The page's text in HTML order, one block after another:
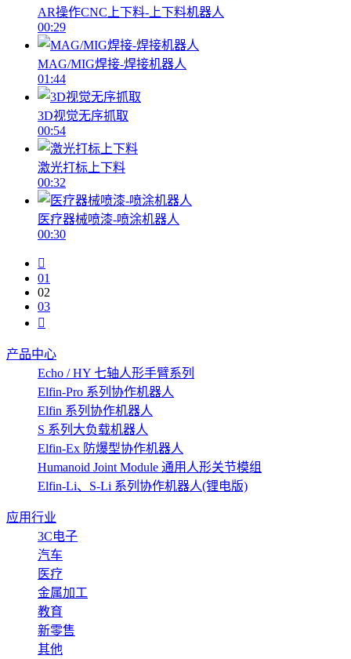
AR操作CNC上下料-上下料机器人
00:29
MAG/MIG焊接-焊接机器人
01:44
3D视觉无序抓取
00:54
激光打标上下料
00:32
医疗器械喷漆-喷涂机器人
00:30
01
02
03
产品中心
Echo / HY 七轴人形手臂系列
Elfin-Pro 系列协作机器人
Elfin 系列协作机器人
S 系列大负载机器人
Elfin-Ex 防爆型协作机器人
Humanoid Joint Module 通用人形关节模组
Elfin-Li、S-Li 系列协作机器人(锂电版)
应用行业
3C电子
汽车
医疗
金属加工
教育
新零售
其他